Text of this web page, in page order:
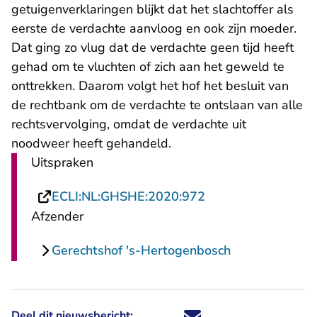
getuigenverklaringen blijkt dat het slachtoffer als
eerste de verdachte aanvloog en ook zijn moeder.
Dat ging zo vlug dat de verdachte geen tijd heeft
gehad om te vluchten of zich aan het geweld te
onttrekken. Daarom volgt het hof het besluit van
de rechtbank om de verdachte te ontslaan van alle
rechtsvervolging, omdat de verdachte uit
noodweer heeft gehandeld.
Uitspraken
ECLI:NL:GHSHE:2020:972
Afzender
Gerechtshof 's-Hertogenbosch